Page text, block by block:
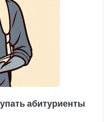
абитуриенты